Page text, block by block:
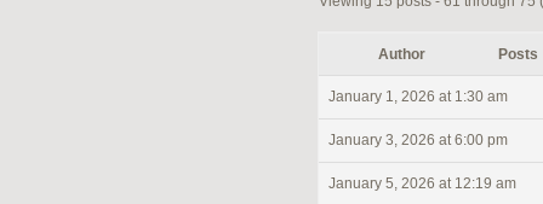
Author Posts
January 1, 2026 at 1:30 am
January 3, 2026 at 6:00 pm
January 5, 2026 at 12:19 am